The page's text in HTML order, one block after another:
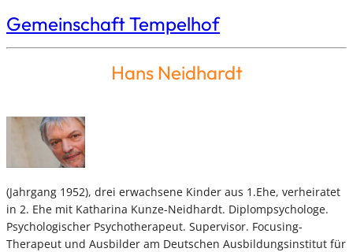
Gemeinschaft Tempelhof
Hans Neidhardt
(Jahrgang 1952), drei erwachsene Kinder aus 1.Ehe, verheiratet
in 2. Ehe mit Katharina Kunze-Neidhardt. Diplompsychologe.
Psychologischer Psychotherapeut. Supervisor. Focusing-
Therapeut und Ausbilder am Deutschen Ausbildungsinstitut für